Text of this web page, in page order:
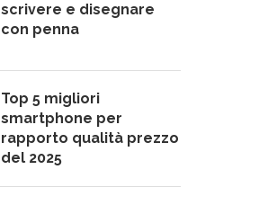
scrivere e disegnare
con penna
Top 5 migliori
smartphone per
rapporto qualità prezzo
del 2025